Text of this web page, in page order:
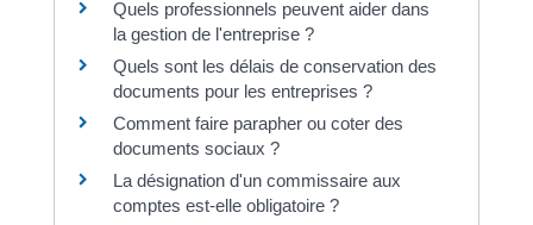
Quels professionnels peuvent aider dans
la gestion de l'entreprise ?
Quels sont les délais de conservation des
documents pour les entreprises ?
Comment faire parapher ou coter des
documents sociaux ?
La désignation d'un commissaire aux
comptes est-elle obligatoire ?